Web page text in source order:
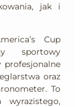
jak i
Cup
sportowy
profesjonalne
oraz
To
wyrazistego,